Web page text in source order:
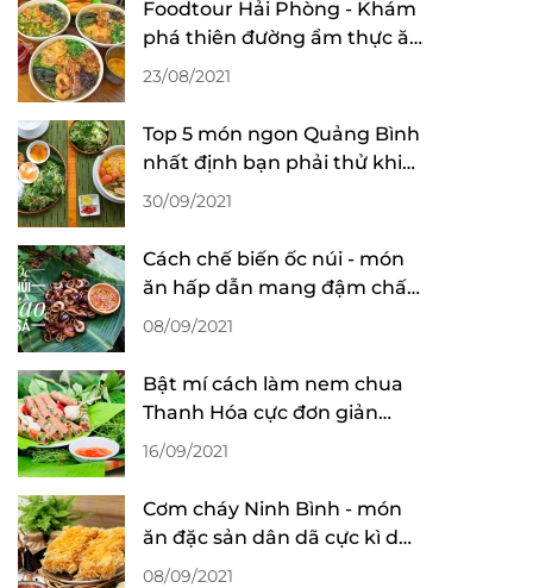
Foodtour Hải Phòng - Khám
phá thiên đường ẩm thực ăn
hoài không chán
23/08/2021
Top 5 món ngon Quảng Bình
nhất định bạn phải thử khi
đến du lịch
30/09/2021
Cách chế biến ốc núi - món
ăn hấp dẫn mang đậm chất
Ninh Bình
08/09/2021
Bật mí cách làm nem chua
Thanh Hóa cực đơn giản
nhưng ngon như lời đồn
16/09/2021
Cơm cháy Ninh Bình - món
ăn đặc sản dân dã cực kì dễ
ăn dễ ghiền
08/09/2021